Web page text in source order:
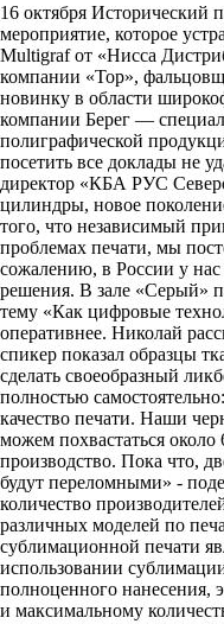
16 октября Исторический
мероприятие, которое
Multigraf от «Нисса
компании «Тор»,
новинку в области
компании Берег —
полиграфической
посетить все доклады не
директор «КБА РУС
цилиндры, новое
того, что независимый
проблемах печати, мы
сожалению, в России у
решения. В зале «Серый»
тему «Как цифровые
оперативнее. Николай
спикер показал образцы
сделать своеобразный
полностью
качество печати. Наши
можем похвастаться
производство. Пока что,
будут переломными» -
количество
различных моделей по
сублимационной печати
использовании
полноценного нанесения,
и максимальному